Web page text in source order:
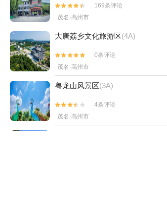


169条评论
茂名·高州市
大唐荔乡文化旅游区(4A)


0条评论
茂名·高州市
粤龙山风景区(3A)


4条评论
茂名·高州市